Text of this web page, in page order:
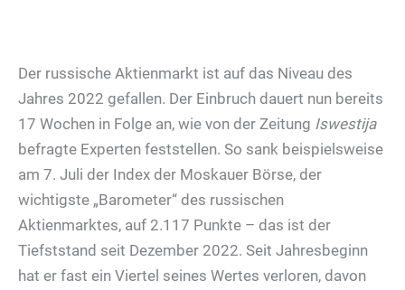
Der russische Aktienmarkt ist auf das Niveau des
Jahres 2022 gefallen. Der Einbruch dauert nun bereits
17 Wochen in Folge an, wie von der Zeitung Iswestija
befragte Experten feststellen. So sank beispielsweise
am 7. Juli der Index der Moskauer Börse, der
wichtigste „Barometer“ des russischen
Aktienmarktes, auf 2.117 Punkte – das ist der
Tiefststand seit Dezember 2022. Seit Jahresbeginn
hat er fast ein Viertel seines Wertes verloren, davon